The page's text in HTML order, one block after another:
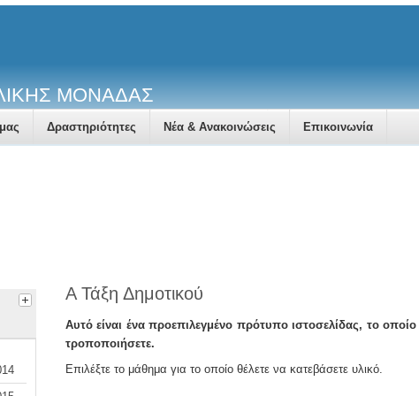
ΜΟΝΑΔΑΣ
Δραστηριότητες Νέα & Ανακοινώσεις Επικοινωνία
Α Τάξη Δημοτικού
Αυτό είναι ένα προεπιλεγμένο πρότυπο ιστοσελίδας, το
τροποποιήσετε.
Επιλέξτε το μάθημα για το οποίο θέλετε να κατεβάσετε υλικό.